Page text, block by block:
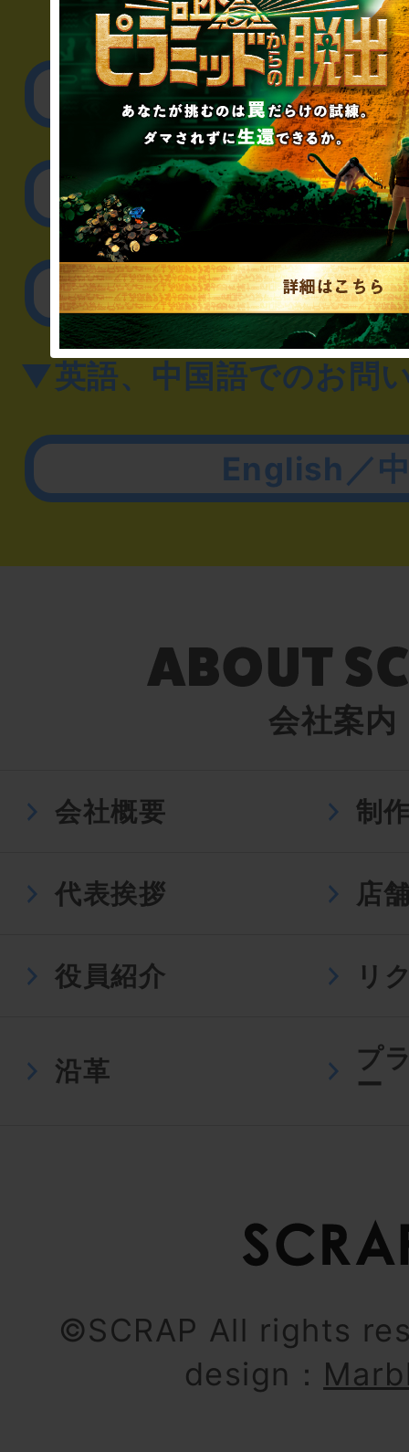
▼企業／法人の方
リアル脱出ゲーム制作
取材に関するお
その他のご相談／
▼英語、中国語でのお問
English／
会社案内
会社概要 制
代表挨拶 店
役員紹介 リ
沿革
プ
ー
©SCRAP All rights
design：